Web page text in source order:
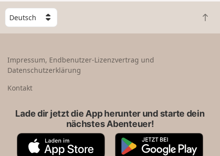
W
ä
h
e
n
Z
u
Impressum, Endbenutzer-Lizenzvertrag und
Datenschutzerklärung
Kontakt
Lade dir jetzt die App herunter und starte dein
nächstes Abenteuer!
A
G